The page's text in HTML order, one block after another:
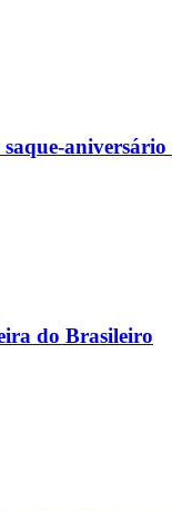
aniversário
do Brasileiro